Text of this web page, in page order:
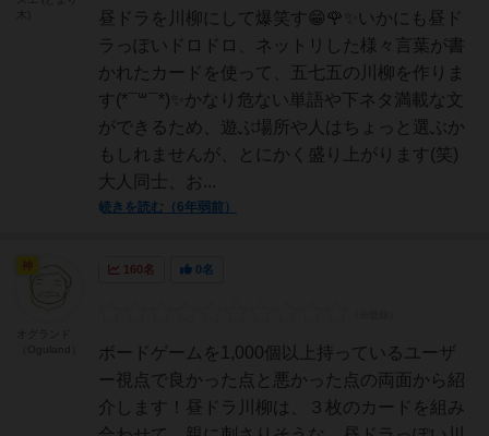
昼ドラを川柳にして爆笑す😁🌹✨いかにも昼ド
ラっぽいドロドロ、ネットリした様々言葉が書
かれたカードを使って、五七五の川柳を作りま
す(*¯꒳¯*)✨かなり危ない単語や下ネタ満載な文
ができるため、遊ぶ場所や人はちょっと選ぶか
もしれませんが、とにかく盛り上がります(笑)
大人同士、お...
続きを読む（6年弱前）
160名 0名
ボードゲームを1,000個以上持っているユーザ
ー視点で良かった点と悪かった点の両面から紹
介します！昼ドラ川柳は、３枚のカードを組み